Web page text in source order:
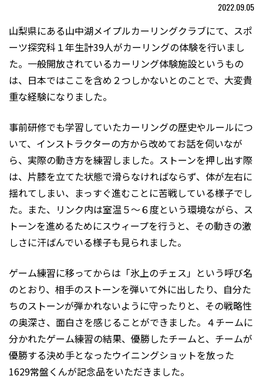
2022.09.05
山梨県にある山中湖メイプルカーリングクラブにて、スポ
ーツ探究科１年生計39人がカーリングの体験を行いまし
た。一般開放されているカーリング体験施設というもの
は、日本ではここを含め２つしかないとのことで、大変貴
重な経験になりました。
事前研修でも学習していたカーリングの歴史やルールにつ
いて、インストラクターの方から改めてお話を伺いなが
ら、実際の動き方を練習しました。ストーンを押し出す際
は、片膝を立てた状態で滑らなければならず、体が左右に
揺れてしまい、まっすぐ進むことに苦戦している様子でし
た。また、リンク内は室温５～６度という環境ながら、ス
トーンを進めるためにスウィープを行うと、その動きの激
しさに汗ばんでいる様子も見られました。
ゲーム練習に移ってからは「氷上のチェス」という呼び名
のとおり、相手のストーンを弾いて外に出したり、自分た
ちのストーンが弾かれないように守ったりと、その戦略性
の奥深さ、面白さを感じることができました。４チームに
分かれたゲーム練習の結果、優勝したチームと、チームが
優勝する決め手となったウイニングショットを放った
1629常盤くんが記念品をいただきました。